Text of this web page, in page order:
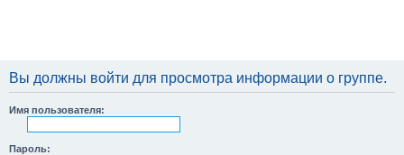
Вы должны войти для просмотра информации о группе.
Имя пользователя:
Пароль: